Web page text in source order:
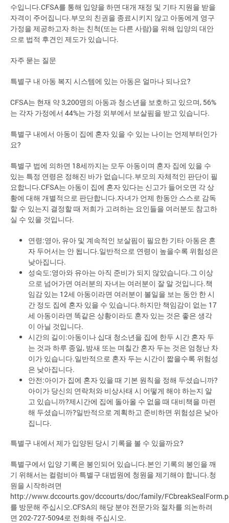
수입니다.CFSA를 통해 입양을 하면 대개 재정 및 기타 지원을 받을
자격이 주어집니다.부모의 친권을 종료시키지 않고 아동에게 영구
가정을 제공하고자 하는 친척(또는 다른 사람)을 위해 입양의 대안
으로 법적 후견인 제도가 있습니다.
자주 묻는 질문
특별구 내 아동 복지 시스템에 있는 아동은 얼마나 되나요?
CFSA는 현재 약 3,200명의 아동과 청소년을 보호하고 있으며, 56%
는 각자 가정에서 44%는 가정 외부에서 보살핌을 받고 있습니다.
특별구 내에서 아동이 집에 혼자 있을 수 있는 나이는 언제부터인가
요?
특별구 법에 의하면 18세까지는 모두 아동이며 혼자 집에 있을 수
있는 특정 연령은 정해진 바가 없습니다.부모의 자체적인 판단이 필
요합니다.CFSA는 아동이 집에 혼자 있다는 신고가 들어오면 각 상
황에 대해 개별적으로 판단합니다.자녀가 언제 한동안 스스로 감독
할 수 있는지 결정할 때 저희가 고려하는 요인들을 여러분도 참고하
실 수 있을 것입니다.
연령:영아, 유아 및 계속적인 보살핌이 필요한 기타 아동은 혼
자 두어서는 안 됩니다.일반적으로 연령이 높을수록 위험성은
낮아집니다.
성숙도:영아와 유아는 아직 준비가 되지 않았습니다.그 이상
으로 넘어가면 여러분의 자녀는 여러분이 잘 알 것입니다.책
임감 있는 12세 아동이라면 여러분이 볼일을 보는 동안 한 시
간 정도 집에 혼자 있을 수 있습니다.하지만 책임감이 없는 17
세 아동이라면 똑같은 상황이라도 혼자 있는 것은 좋은 생각
이 아닐 것입니다.
시간의 길이:아동이나 십대 청소년을 집에 한두 시간 혼자 두
는 것과 하루 종일, 밤새 또는 며칠간 혼자 두는 것은 엄청난 차
이가 있습니다.일반적으로 혼자 두는 시간이 짧을수록 위험성
은 낮아집니다.
안전:아이가 집에 혼자 있을 때 기본 원칙을 정해 두셨습니까?
아이가 당신의 연락처와 비상사태 시 어떻게 해야 하는지 알
고 있습니까?제시간에 집에 돌아올 수 없을 때 대비책을 마련
해 두셨습니까?일반적으로 계획하고 준비하면 위험성은 낮아
집니다.
특별구 내에서 제가 입양된 당시 기록을 볼 수 있을까요?
특별구에서 입양 기록은 봉인되어 있습니다.본인 기록의 봉인을 깨
기 위해서는 컬럼비아 특별구 대법원에 청원을 제기해야 합니다.청
원을 시작하려면
http://www.dccourts.gov/dccourts/doc/family/
를 방문해 주십시오.CFSA의 해당 분야 전문가와 절차를 의논하려
면 202-727-5094로 전화해 주십시오.